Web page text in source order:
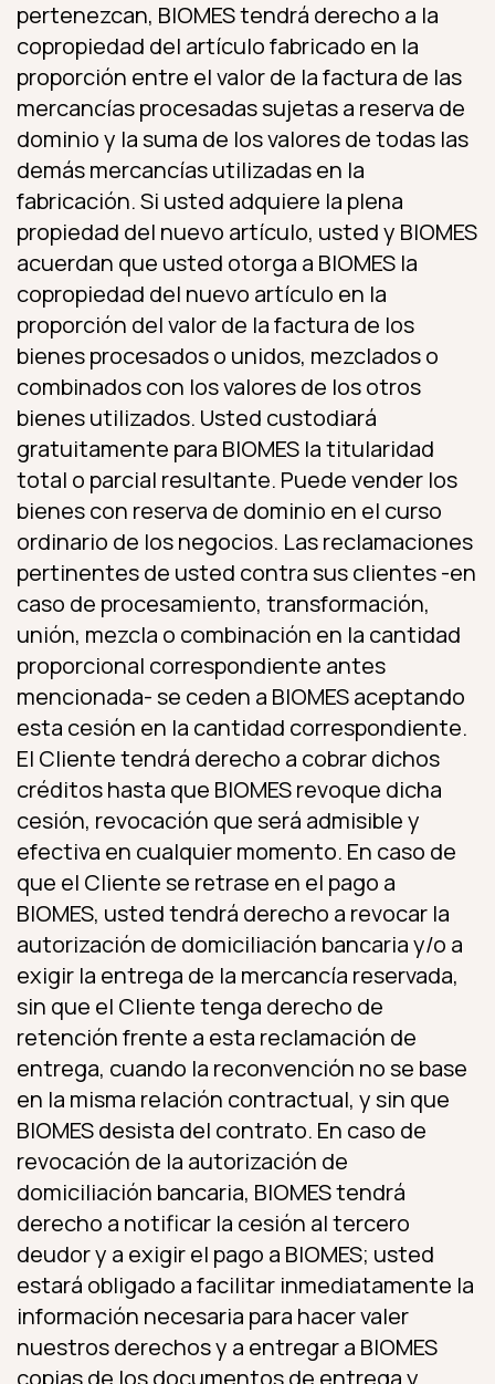
pertenezcan, BIOMES tendrá derecho a la
copropiedad del artículo fabricado en la
proporción entre el valor de la factura de las
mercancías procesadas sujetas a reserva de
dominio y la suma de los valores de todas las
demás mercancías utilizadas en la
fabricación. Si usted adquiere la plena
propiedad del nuevo artículo, usted y BIOMES
acuerdan que usted otorga a BIOMES la
copropiedad del nuevo artículo en la
proporción del valor de la factura de los
bienes procesados o unidos, mezclados o
combinados con los valores de los otros
bienes utilizados. Usted custodiará
gratuitamente para BIOMES la titularidad
total o parcial resultante. Puede vender los
bienes con reserva de dominio en el curso
ordinario de los negocios. Las reclamaciones
pertinentes de usted contra sus clientes -en
caso de procesamiento, transformación,
unión, mezcla o combinación en la cantidad
proporcional correspondiente antes
mencionada- se ceden a BIOMES aceptando
esta cesión en la cantidad correspondiente.
El Cliente tendrá derecho a cobrar dichos
créditos hasta que BIOMES revoque dicha
cesión, revocación que será admisible y
efectiva en cualquier momento. En caso de
que el Cliente se retrase en el pago a
BIOMES, usted tendrá derecho a revocar la
autorización de domiciliación bancaria y/o a
exigir la entrega de la mercancía reservada,
sin que el Cliente tenga derecho de
retención frente a esta reclamación de
entrega, cuando la reconvención no se base
en la misma relación contractual, y sin que
BIOMES desista del contrato. En caso de
revocación de la autorización de
domiciliación bancaria, BIOMES tendrá
derecho a notificar la cesión al tercero
deudor y a exigir el pago a BIOMES; usted
estará obligado a facilitar inmediatamente la
información necesaria para hacer valer
nuestros derechos y a entregar a BIOMES